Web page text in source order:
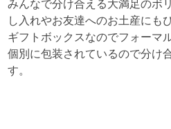
みんなで分け合える大満足のボ
し入れやお友達へのお土産にも
ギフトボックスなのでフォーマ
個別に包装されているので分け
す。